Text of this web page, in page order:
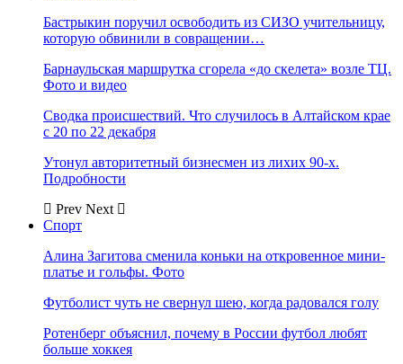
Бастрыкин поручил освободить из СИЗО учительницу,
которую обвинили в совращении…
Барнаульская маршрутка сгорела «до скелета» возле ТЦ.
Фото и видео
Сводка происшествий. Что случилось в Алтайском крае
с 20 по 22 декабря
Утонул авторитетный бизнесмен из лихих 90-х.
Подробности
Prev Next
Спорт
Алина Загитова сменила коньки на откровенное мини-
платье и гольфы. Фото
Футболист чуть не свернул шею, когда радовался голу
Ротенберг объяснил, почему в России футбол любят
больше хоккея